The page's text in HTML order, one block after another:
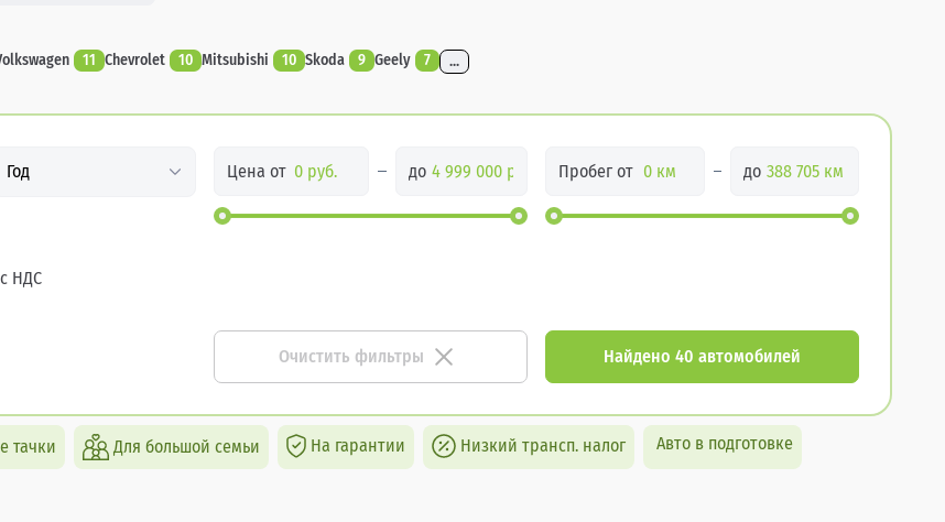
11 Chevrolet 10 Mitsubishi 10 Skoda 9 Geely 7 ...
Год Цена от до Пробег от до
НДС
Очистить фильтры Найдено 40 автомобилей
тачки Для большой семьи На гарантии Низкий трансп. налог Авто в подготовке